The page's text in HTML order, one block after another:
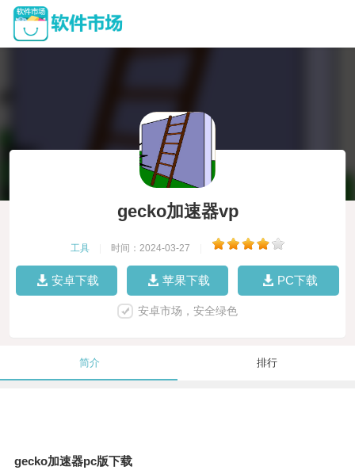
gecko加速器vp
工具 时间：2024-03-27
安卓下载 苹果下载 PC下载
安卓市场，安全绿色
简介 排行
gecko加速器pc版下载